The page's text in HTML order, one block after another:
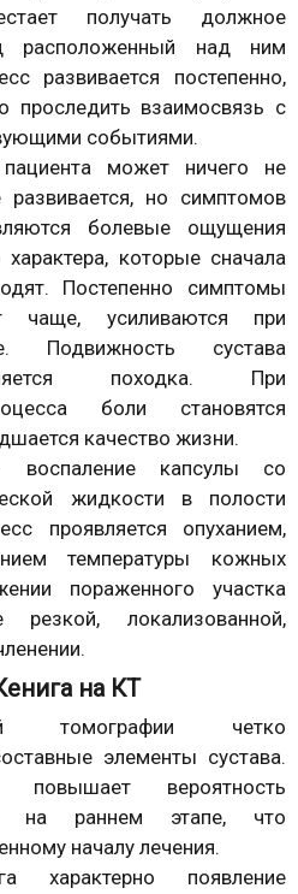
получать должное
расположенный над ним
развивается постепенно,
проследить взаимосвязь с
событиями.
может ничего не
развивается, но симптомов
болевые ощущения
которые сначала
Постепенно симптомы
чаще, усиливаются при
Подвижность сустава
походка. При
боли становятся
качество жизни.
воспаление капсулы со
жидкости в полости
проявляется опуханием,
температуры кожных
пораженного участка
резкой, локализованной,
на КТ
томографии четко
элементы сустава.
повышает вероятность
на раннем этапе, что
началу лечения.
характерно появление